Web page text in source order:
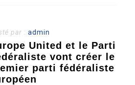
par :admin
United et le Parti
vont créer le
parti fédéraliste